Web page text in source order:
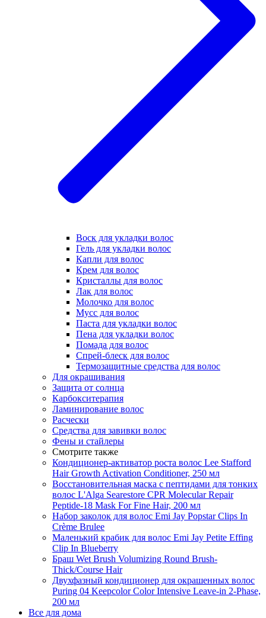
Воск для укладки волос
Гель для укладки волос
Капли для волос
Крем для волос
Кристаллы для волос
Лак для волос
Молочко для волос
Мусс для волос
Паста для укладки волос
Пена для укладки волос
Помада для волос
Спрей-блеск для волос
Термозащитные средства для волос
Для окрашивания
Защита от солнца
Карбокситерапия
Ламинирование волос
Расчески
Средства для завивки волос
Фены и стайлеры
Смотрите также
Кондиционер-активатор роста волос Lee Stafford
Hair Growth Activation Conditioner, 250 мл
Восстановительная маска с пептидами для тонких
волос L'Alga Searestore CPR Molecular Repair
Peptide-18 Mask For Fine Hair, 200 мл
Набор заколок для волос Emi Jay Popstar Clips In
Crème Brulee
Маленький крабик для волос Emi Jay Petite Effing
Clip In Blueberry
Браш Wet Brush Volumizing Round Brush-
Thick/Course Hair
Двухфазный кондиционер для окрашенных волос
Puring 04 Keepcolor Color Intensive Leave-in 2-Phase,
200 мл
Все для дома